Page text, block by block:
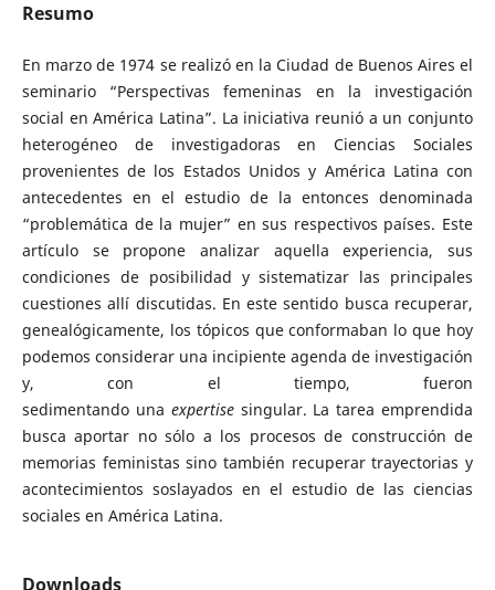
Resumo
En marzo de 1974 se realizó en la Ciudad de Buenos Aires el
seminario “Perspectivas femeninas en la investigación
social en América Latina”. La iniciativa reunió a un conjunto
heterogéneo de investigadoras en Ciencias Sociales
provenientes de los Estados Unidos y América Latina con
antecedentes en el estudio de la entonces denominada
“problemática de la mujer” en sus respectivos países. Este
artículo se propone analizar aquella experiencia, sus
condiciones de posibilidad y sistematizar las principales
cuestiones allí discutidas. En este sentido busca recuperar,
genealógicamente, los tópicos que conformaban lo que hoy
podemos considerar una incipiente agenda de investigación
y, con el tiempo, fueron
sedimentando una expertisesingular. La tarea emprendida
busca aportar no sólo a los procesos de construcción de
memorias feministas sino también recuperar trayectorias y
acontecimientos soslayados en el estudio de las ciencias
sociales en América Latina.
Downloads